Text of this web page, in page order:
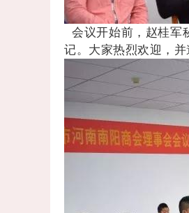
会议开始前，赵桂军
记。大家热烈欢迎，并